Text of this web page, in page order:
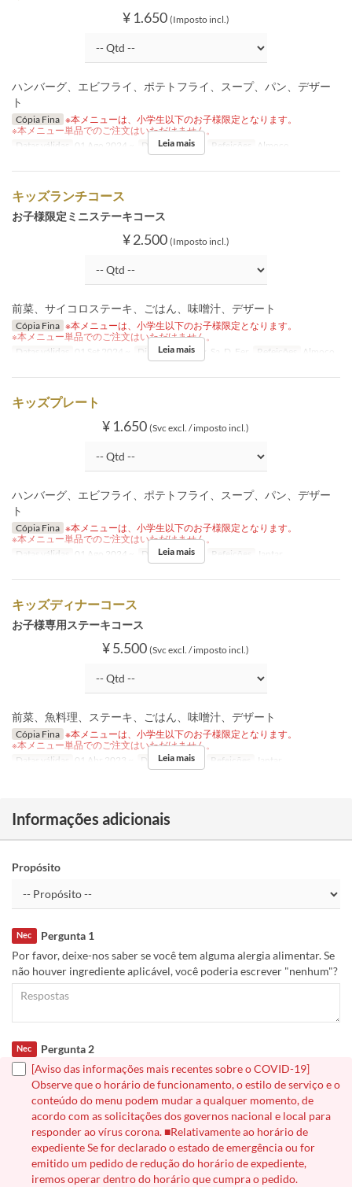
¥ 1.650 (Imposto incl.)
ハンバーグ、エビフライ、ポテトフライ、スープ、パン、デザー
ト
Cópia Fina ※本メニューは、小学生以下のお子様限定となります。
※本メニュー単品でのご注文はいただけません。
Datas válidas
01 Ago 2024 ~ Dias Sa, D, Fer Refeições Almoço
Leia mais
キッズランチコース
お子様限定ミニステーキコース
¥ 2.500 (Imposto incl.)
前菜、サイコロステーキ、ごはん、味噌汁、デザート
Cópia Fina ※本メニューは、小学生以下のお子様限定となります。
※本メニュー単品でのご注文はいただけません。
Datas válidas
01 Set 2024 ~ Dias Sg, T, Qi, Sx, Sa, D, Fer Refeições Almoço
Leia mais
キッズプレート
¥ 1.650 (Svc excl. / imposto incl.)
ハンバーグ、エビフライ、ポテトフライ、スープ、パン、デザー
ト
Cópia Fina ※本メニューは、小学生以下のお子様限定となります。
※本メニュー単品でのご注文はいただけません。
Datas válidas
01 Ago 2024 ~ Dias Sa, D, Fer Refeições Jantar
Leia mais
キッズディナーコース
お子様専用ステーキコース
¥ 5.500 (Svc excl. / imposto incl.)
前菜、魚料理、ステーキ、ごはん、味噌汁、デザート
Cópia Fina ※本メニューは、小学生以下のお子様限定となります。
※本メニュー単品でのご注文はいただけません。
Datas válidas
01 Abr 2023 ~ Dias Sa, D, Fer Refeições Jantar
Leia mais
Informações adicionais
Propósito
Pergunta 1
Nec
Por favor, deixe-nos saber se você tem alguma alergia alimentar. Se
não houver ingrediente aplicável, você poderia escrever "nenhum"?
Pergunta 2
Nec
[Aviso das informações mais recentes sobre o COVID-19]
Observe que o horário de funcionamento, o estilo de serviço e o
conteúdo do menu podem mudar a qualquer momento, de
acordo com as solicitações dos governos nacional e local para
responder ao vírus corona. ■Relativamente ao horário de
expediente Se for declarado o estado de emergência ou for
emitido um pedido de redução do horário de expediente,
iremos operar dentro do horário que cumpra o pedido.